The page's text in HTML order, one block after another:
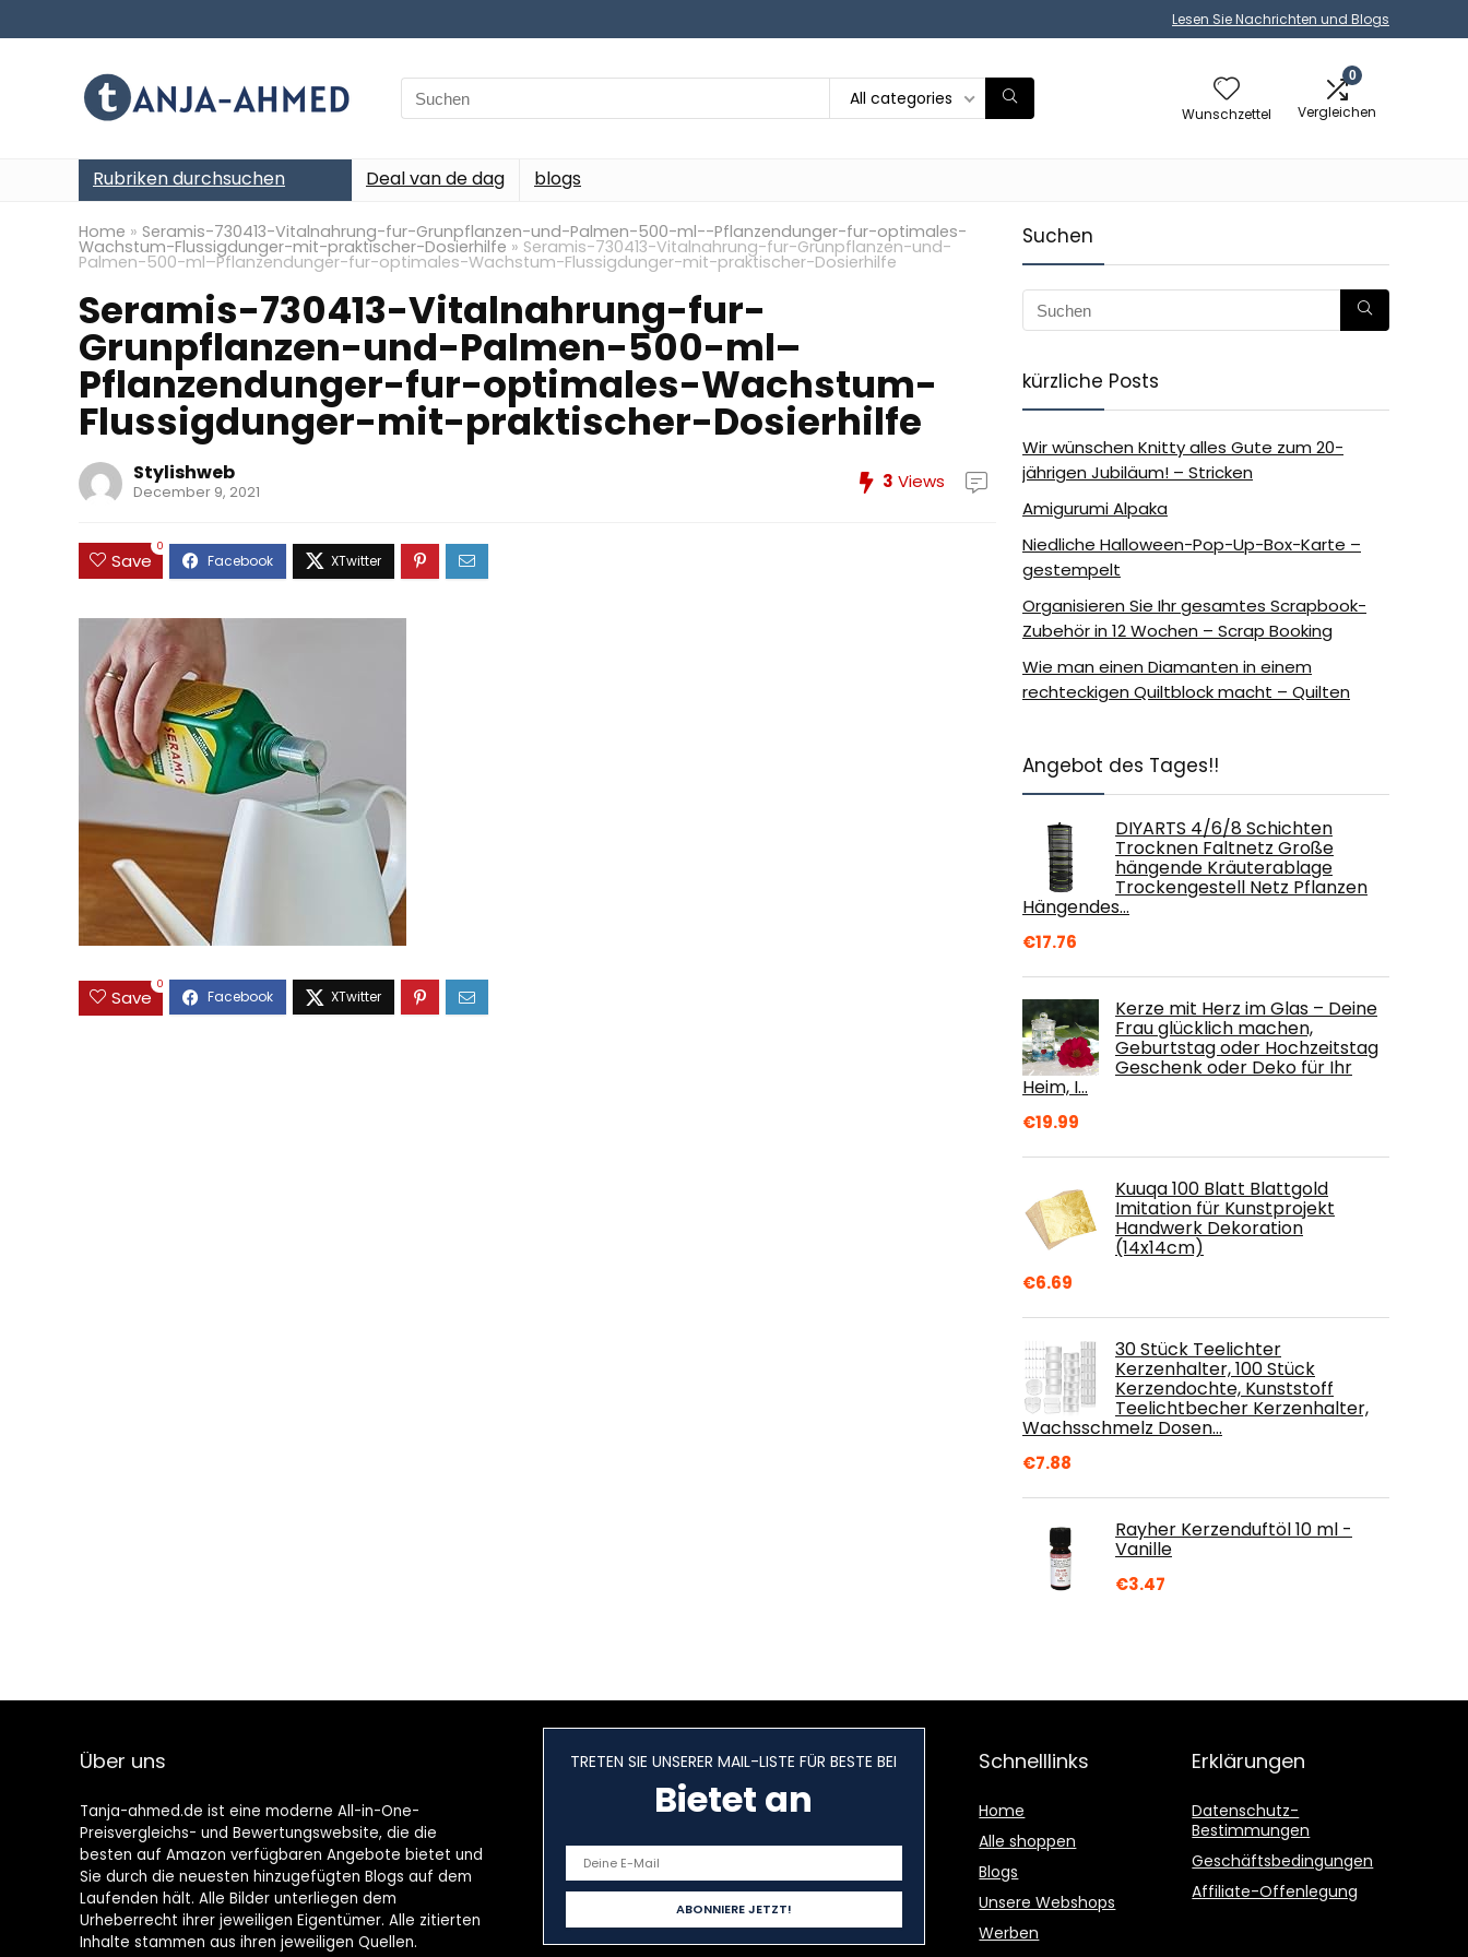
Lesen Sie Nachrichten und Blogs
Search
for:
All categories
Wunschzettel
0
Vergleichen
Rubriken durchsuchen Deal van de dag blogs
Home » Seramis-730413-Vitalnahrung-fur-Grunpflanzen-und-Palmen-500-ml--Pflanzendunger-fur-optimales-
Wachstum-Flussigdunger-mit-praktischer-Dosierhilfe » Seramis-730413-Vitalnahrung-fur-Grunpflanzen-und-
Palmen-500-ml–Pflanzendunger-fur-optimales-Wachstum-Flussigdunger-mit-praktischer-Dosierhilfe
Seramis-730413-Vitalnahrung-fur-
Grunpflanzen-und-Palmen-500-ml–
Pflanzendunger-fur-optimales-Wachstum-
Flussigdunger-mit-praktischer-Dosierhilfe
Stylishweb
December 9, 2021 3 Views
Save
0
Save
0
Suchen
kürzliche Posts
Wir wünschen Knitty alles Gute zum 20-
jährigen Jubiläum! – Stricken
Amigurumi Alpaka
Niedliche Halloween-Pop-Up-Box-Karte –
gestempelt
Organisieren Sie Ihr gesamtes Scrapbook-
Zubehör in 12 Wochen – Scrap Booking
Wie man einen Diamanten in einem
rechteckigen Quiltblock macht – Quilten
Angebot des Tages!!
DIYARTS 4/6/8 Schichten
Trocknen Faltnetz Große
hängende Kräuterablage
Trockengestell Netz Pflanzen
Hängendes…
€17.76
Kerze mit Herz im Glas – Deine
Frau glücklich machen,
Geburtstag oder Hochzeitstag
Geschenk oder Deko für Ihr
Heim, I…
€19.99
Kuuqa 100 Blatt Blattgold
Imitation für Kunstprojekt
Handwerk Dekoration
(14x14cm)
€6.69
30 Stück Teelichter
Kerzenhalter, 100 Stück
Kerzendochte, Kunststoff
Teelichtbecher Kerzenhalter,
Wachsschmelz Dosen…
€7.88
Rayher Kerzenduftöl 10 ml -
Vanille
€3.47
Über uns
Tanja-ahmed.de ist eine moderne All-in-One-
Preisvergleichs- und Bewertungswebsite, die die
besten auf Amazon verfügbaren Angebote bietet und
Sie durch die neuesten hinzugefügten Blogs auf dem
Laufenden hält. Alle Bilder unterliegen dem
Urheberrecht ihrer jeweiligen Eigentümer. Alle zitierten
Inhalte stammen aus ihren jeweiligen Quellen.
TRETEN SIE UNSERER MAIL-LISTE FÜR BESTE BEI
Bietet an
Schnelllinks
Home
Alle shoppen
Blogs
Unsere Webshops
Werben
Erklärungen
Datenschutz-
Bestimmungen
Geschäftsbedingungen
Affiliate-Offenlegung